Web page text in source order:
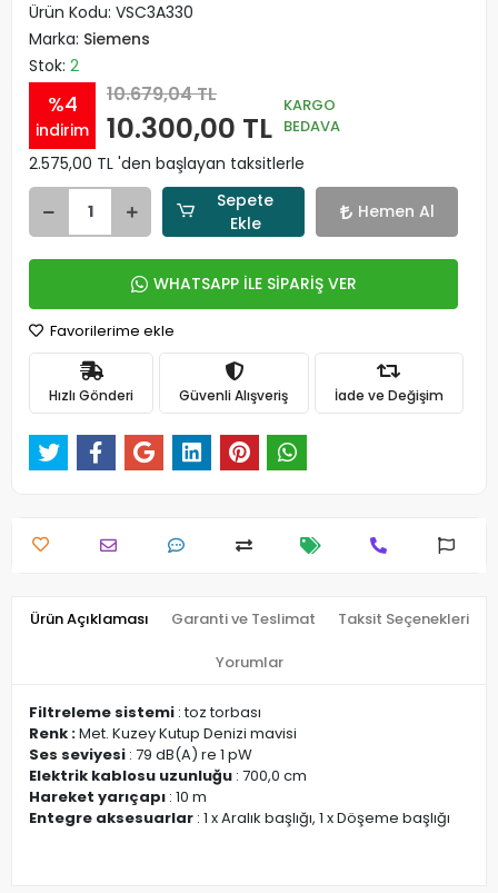
Ürün Kodu: VSC3A330
Marka: Siemens
Stok: 2
%4
indirim
10.679,04 TL
10.300,00 TL
KARGO
BEDAVA
2.575,00 TL 'den başlayan taksitlerle
Sepete
Ekle
Hemen Al
WHATSAPP İLE SİPARİŞ VER
Favorilerime ekle
Hızlı Gönderi Güvenli Alışveriş İade ve Değişim
Ürün Açıklaması Garanti ve Teslimat Taksit Seçenekleri
Yorumlar
Filtreleme sistemi : toz torbası
Renk :Met. Kuzey Kutup Denizi mavisi
Ses seviyesi : 79 dB(A) re 1 pW
Elektrik kablosu uzunluğu : 700,0 cm
Hareket yarıçapı : 10 m
Entegre aksesuarlar : 1 x Aralık başlığı, 1 x Döşeme başlığı